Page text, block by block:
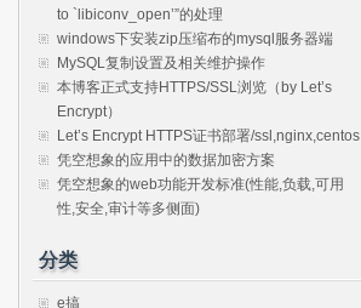
to `libiconv_open’”的处理
windows下安装zip压缩布的mysql服务器端
MySQL复制设置及相关维护操作
本博客正式支持HTTPS/SSL浏览（by Let’s
Encrypt）
Let’s Encrypt HTTPS证书部署/ssl,nginx,centos
凭空想象的应用中的数据加密方案
凭空想象的web功能开发标准(性能,负载,可用
性,安全,审计等多侧面)
分类
e搞